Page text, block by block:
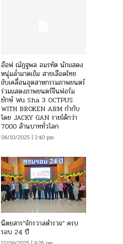
อ๊อฟ ณัฏฐพล อมรทัต นักแสดง
หนุ่มล่ำมาดเข้ม สายเลือดไทย
ขับเคลื่อนอุตสาหกรรมภาพยนตร์
ร่วมแสดงภาพยนตร์จีนฟอร์ม
ยักษ์ Wu Sha 3 OCTPUS
WITH BROKEN ARM กำกับ
โดย JACKY GAN รายได้กว่า
7000 ล้านบาททั่วโลก
06/10/2025 | 2:40 pm
นิตยสาร”จักรวาลตำรวจ” ครบ
รอบ 24 ปี